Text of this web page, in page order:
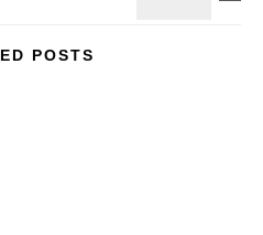
POSTS